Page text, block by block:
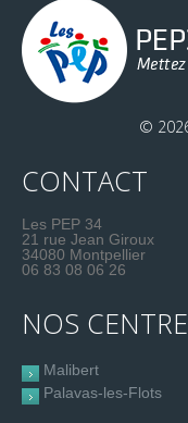
©
CONTACT
Les PEP 34
21 rue Jean Giroux
34080 Montpellier
06 83 08 06 26
NOS
Malibert
Palavas-les-Flots